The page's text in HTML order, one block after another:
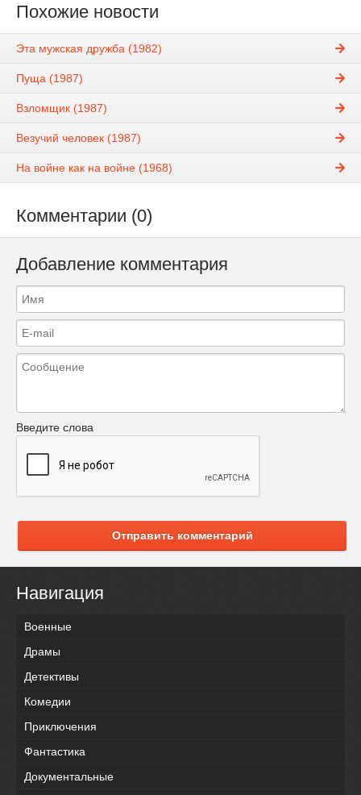
Похожие новости
Эта мужская дружба (1982)
Пуща (1987)
Взломщик (1987)
Везучий человек (1987)
На войне как на войне (1968)
Комментарии (0)
Добавление комментария
Введите слова
Отправить комментарий
Навигация
Военные
Драмы
Детективы
Комедии
Приключения
Фантастика
Документальные